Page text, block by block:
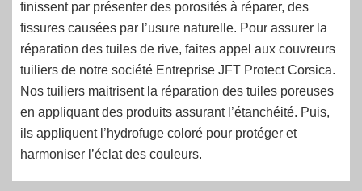
finissent par présenter des porosités à réparer, des
fissures causées par l’usure naturelle. Pour assurer la
réparation des tuiles de rive, faites appel aux couvreurs
tuiliers de notre société Entreprise JFT Protect Corsica.
Nos tuiliers maitrisent la réparation des tuiles poreuses
en appliquant des produits assurant l’étanchéité. Puis,
ils appliquent l’hydrofuge coloré pour protéger et
harmoniser l’éclat des couleurs.